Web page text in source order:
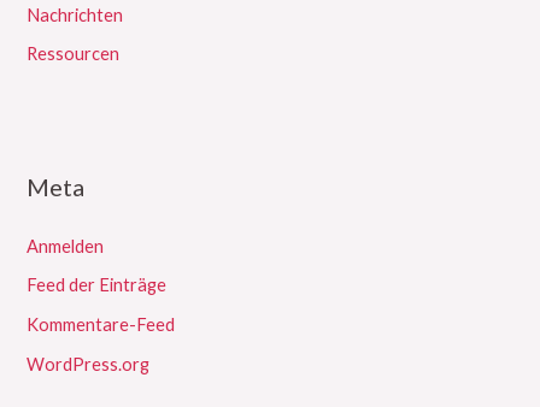
Nachrichten
Ressourcen
Meta
Anmelden
Feed der Einträge
Kommentare-Feed
WordPress.org